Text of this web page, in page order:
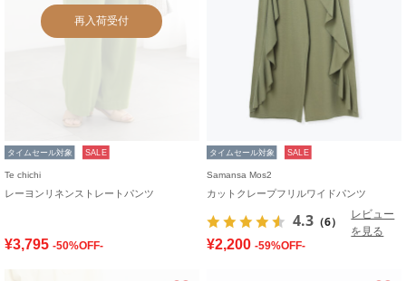
再入荷受付
タイムセール対象 SALE
Te chichi
レーヨンリネンストレートパンツ
¥3,795 -50%OFF-
タイムセール対象 SALE
Samansa Mos2
カットクレープフリルワイドパンツ
4.3 （6）
レビュー
を見る
¥2,200 -59%OFF-